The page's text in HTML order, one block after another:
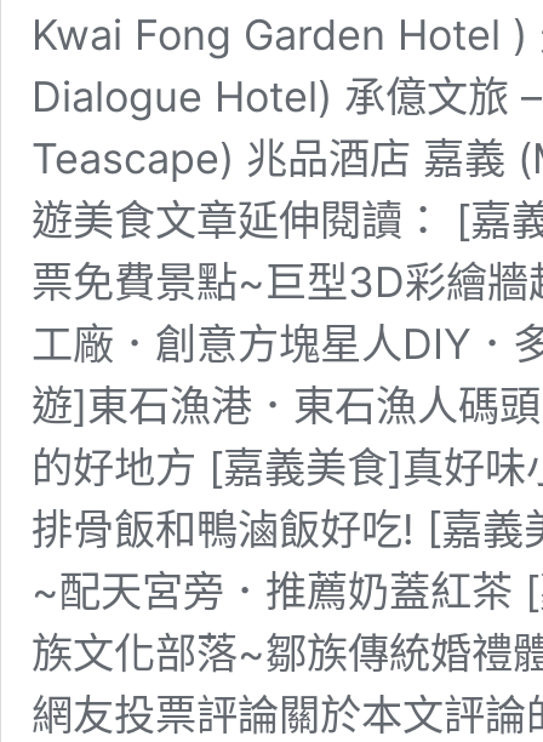
Kwai Fong Garden Hotel )
Dialogue Hotel) 承億文旅
Teascape) 兆品酒店 嘉義
遊美食文章延伸閱讀： [嘉
票免費景點~巨型3D彩繪
工廠．創意方塊星人DIY．
遊]東石漁港．東石漁人碼
的好地方 [嘉義美食]真好
排骨飯和鴨滷飯好吃! [嘉
~配天宮旁．推薦奶蓋紅茶
族文化部落~鄒族傳統婚禮
網友投票評論關於本文評